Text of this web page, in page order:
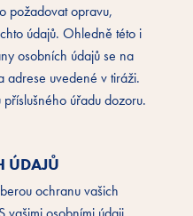
požadovat opravu,
údajů. Ohledně této i
osobních údajů se na
adrese uvedené v tiráži.
úřadu dozoru.
ÚDAJŮ
ochranu vašich